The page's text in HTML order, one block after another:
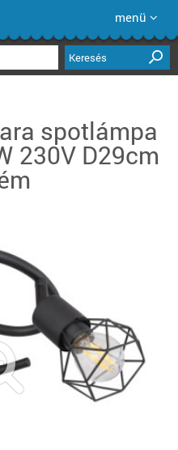
menü
Keresés
spotlámpa
230V D29cm